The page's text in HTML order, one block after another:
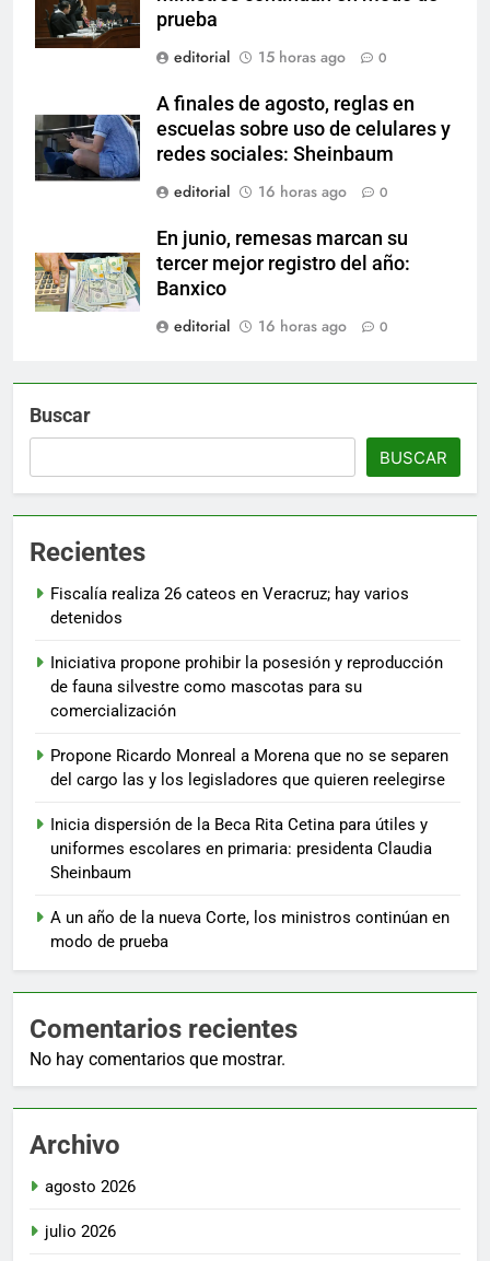
prueba
editorial
15 horas ago 0
A finales de agosto, reglas en
escuelas sobre uso de celulares y
redes sociales: Sheinbaum
editorial
16 horas ago 0
En junio, remesas marcan su
tercer mejor registro del año:
Banxico
editorial
16 horas ago 0
Buscar
BUSCAR
Recientes
Fiscalía realiza 26 cateos en Veracruz; hay varios
detenidos
Iniciativa propone prohibir la posesión y reproducción
de fauna silvestre como mascotas para su
comercialización
Propone Ricardo Monreal a Morena que no se separen
del cargo las y los legisladores que quieren reelegirse
Inicia dispersión de la Beca Rita Cetina para útiles y
uniformes escolares en primaria: presidenta Claudia
Sheinbaum
A un año de la nueva Corte, los ministros continúan en
modo de prueba
Comentarios recientes
No hay comentarios que mostrar.
Archivo
agosto 2026
julio 2026